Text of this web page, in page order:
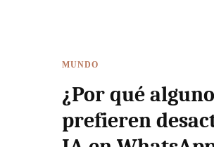
MUNDO
¿Por qué
prefieren